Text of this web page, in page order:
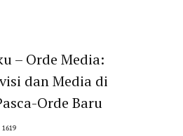
– Orde Media:
dan Media di
Orde Baru
1619